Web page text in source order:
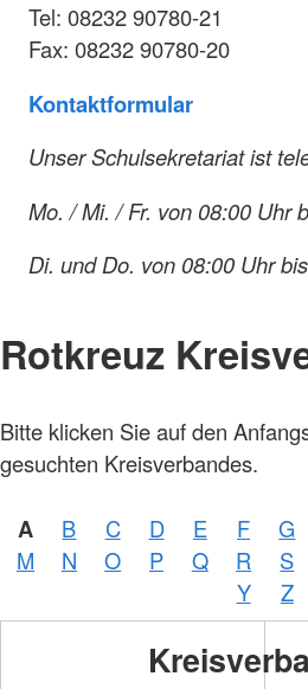
Tel: 08232 90780-21
Fax: 08232 90780-20
Kontaktformular
Unser Schulsekretariat ist
Mo. / Mi. / Fr. von 08:00 Uhr
Di. und Do. von 08:00 Uhr
Rotkreuz
Bitte klicken Sie auf den
gesuchten Kreisverbandes.
A B C D E F G
M
N O P Q R S
Y
Z